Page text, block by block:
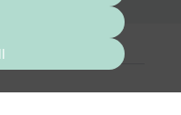
subscription